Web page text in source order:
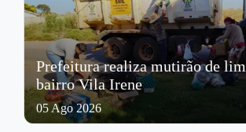
Prefeitura realiza mutirão de
bairro Vila Irene
05 Ago 2026